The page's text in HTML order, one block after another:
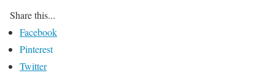
Share this...
Facebook
Pinterest
Twitter